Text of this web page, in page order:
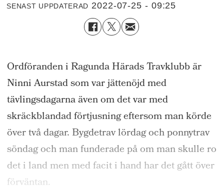
SENAST UPPDATERAD 2022-07-25 - 09:25
Ordföranden i Ragunda Härads Travklubb är
Ninni Aurstad som var jättenöjd med
tävlingsdagarna även om det var med
skräckblandad förtjusning eftersom man körde
över två dagar. Bygdetrav lördag och ponnytrav
söndag och man funderade på om man skulle ro
det i land men med facit i hand har det gått över
förväntan.